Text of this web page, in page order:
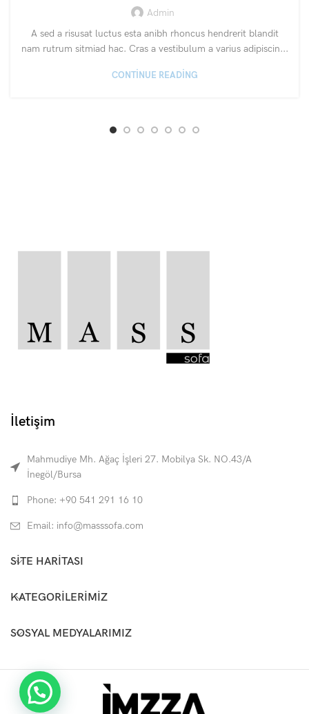
Admin
A sed a risusat luctus esta anibh rhoncus hendrerit blandit
nam rutrum sitmiad hac. Cras a vestibulum a varius adipiscin...
CONTINUE READING
İletişim
Mahmudiye Mh. Ağaç İşleri 27. Mobilya Sk. NO.43/A
İnegöl/Bursa
Phone: +90 541 291 16 10
Email: info@masssofa.com
SITE HARITASI
KATEGORILERIMIZ
SOSYAL MEDYALARIMIZ